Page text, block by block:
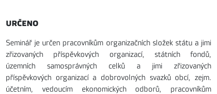
URČENO
Seminář je určen pracovníkům organizačních složek státu a jimi
zřizovaných příspěvkových organizací, státních fondů,
územních samosprávných celků a jimi zřizovaných
příspěvkových organizací a dobrovolných svazků obcí, zejm.
účetním, vedoucím ekonomických odborů, pracovníkům